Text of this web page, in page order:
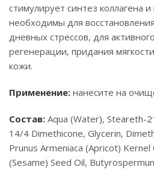
стимулирует синтез коллагена
необходимы для
дневных стрессов, для
регенерации, придания
кожи.
Применение: нанесите на
Состав: Aqua (Water), Steareth-
14/4 Dimethicone, Glycerin,
Prunus Armeniaca (Apricot) Kernel
(Sesame) Seed Oil,